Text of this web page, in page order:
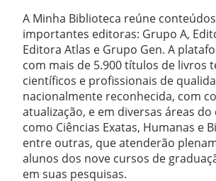
A Minha Biblioteca reúne
importantes editoras: Grupo A,
Editora Atlas e Grupo Gen. A
com mais de 5.900 títulos de livros
científicos e profissionais de
nacionalmente reconhecida, com
atualização, e em diversas áreas
como Ciências Exatas, Humanas e
entre outras, que atenderão
alunos dos nove cursos de
em suas pesquisas.